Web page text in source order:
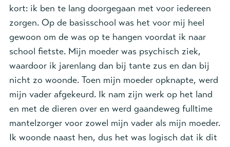
kort: ik ben te lang doorgegaan met voor iedereen
zorgen. Op de basisschool was het voor mij heel
gewoon om de was op te hangen voordat ik naar
school fietste. Mijn moeder was psychisch ziek,
waardoor ik jarenlang dan bij tante zus en dan bij
nicht zo woonde. Toen mijn moeder opknapte, werd
mijn vader afgekeurd. Ik nam zijn werk op het land
en met de dieren over en werd gaandeweg fulltime
mantelzorger voor zowel mijn vader als mijn moeder.
Ik woonde naast hen, dus het was logisch dat ik dit